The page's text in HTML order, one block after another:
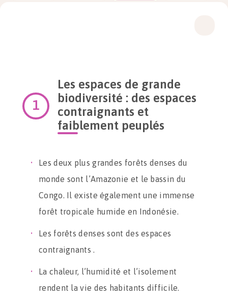
Les espaces de grande
biodiversité : des espaces
contraignants et
faiblement peuplés
Les deux plus grandes forêts denses du
monde sont l’Amazonie et le bassin du
Congo. Il existe également une immense
forêt tropicale humide en Indonésie.
Les forêts denses sont des espaces
contraignants .
La chaleur, l’humidité et l’isolement
rendent la vie des habitants difficile.